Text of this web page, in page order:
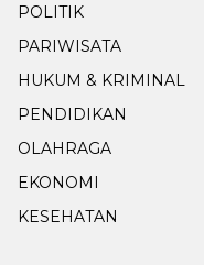
POLITIK
PARIWISATA
HUKUM & KRIMINAL
PENDIDIKAN
OLAHRAGA
EKONOMI
KESEHATAN